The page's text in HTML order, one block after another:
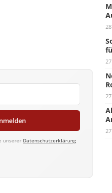
unserer Datenschutzerklärung